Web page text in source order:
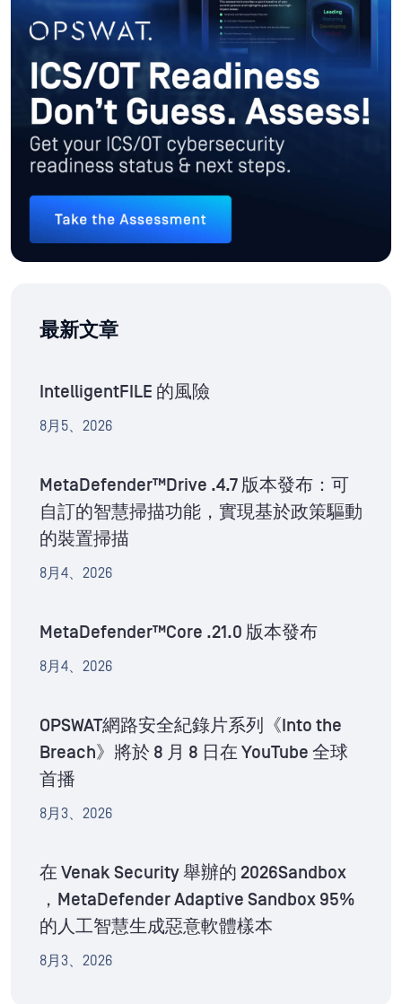
最新文章
IntelligentFILE 的風險
8月5、2026
MetaDefender™Drive .4.7 版本發布：可
自訂的智慧掃描功能，實現基於政策驅動
的裝置掃描
8月4、2026
MetaDefender™Core .21.0 版本發布
8月4、2026
OPSWAT網路安全紀錄片系列《Into the
Breach》將於 8 月 8 日在 YouTube 全球
首播
8月3、2026
在 Venak Security 舉辦的 2026Sandbox
，MetaDefender Adaptive Sandbox 95%
的人工智慧生成惡意軟體樣本
8月3、2026